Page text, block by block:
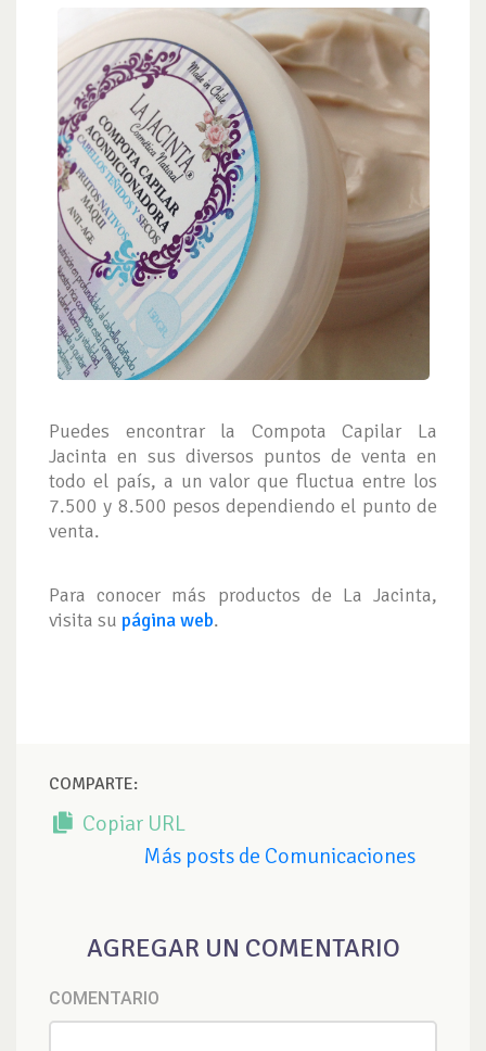
Puedes encontrar la Compota Capilar La
Jacinta en sus diversos puntos de venta en
todo el país, a un valor que fluctua entre los
7.500 y 8.500 pesos dependiendo el punto de
venta.
Para conocer más productos de La Jacinta,
visita su página web.
COMPARTE:
Copiar URL
Más posts de Comunicaciones
AGREGAR UN COMENTARIO
COMENTARIO